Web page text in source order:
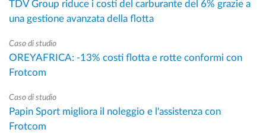
TDV Group riduce i costi del carburante del 6% grazie a
una gestione avanzata della flotta
Caso di studio
OREYAFRICA: -13% costi flotta e rotte conformi con
Frotcom
Caso di studio
Papin Sport migliora il noleggio e l'assistenza con
Frotcom